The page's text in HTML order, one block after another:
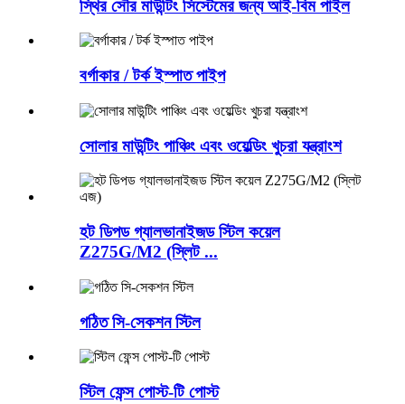
স্থির সৌর মাউন্টিং সিস্টেমের জন্য আই-বিম পাইল
বর্গাকার / টর্ক ইস্পাত পাইপ
সোলার মাউন্টিং পাঞ্চিং এবং ওয়েল্ডিং খুচরা যন্ত্রাংশ
হট ডিপড গ্যালভানাইজড স্টিল কয়েল
Z275G/M2 (স্লিট ...
গঠিত সি-সেকশন স্টিল
স্টিল ফেন্স পোস্ট-টি পোস্ট